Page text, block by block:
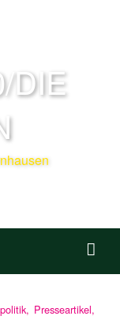
DIE
, Presseartikel,